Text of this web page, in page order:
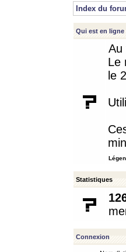
Index du
Qui est en ligne
Au
Le
le
Statistiques
Connexion